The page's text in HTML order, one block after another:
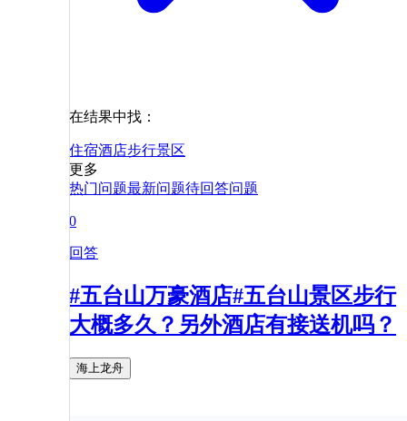
在结果中找：
住宿酒店步行景区
更多
热门问题最新问题待回答问题
0
回答
#五台山万豪酒店#五台山景区步行
大概多久？另外酒店有接送机吗？
海上龙舟